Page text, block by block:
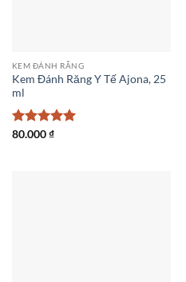
KEM ĐÁNH RĂNG
Kem Đánh Răng Y Tế Ajona, 25
ml
Được xếp
80.000₫